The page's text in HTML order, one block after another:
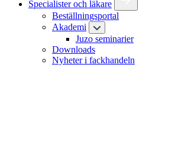
Specialister och läkare
Beställningsportal
Akademi
Juzo seminarier
Downloads
Nyheter i fackhandeln